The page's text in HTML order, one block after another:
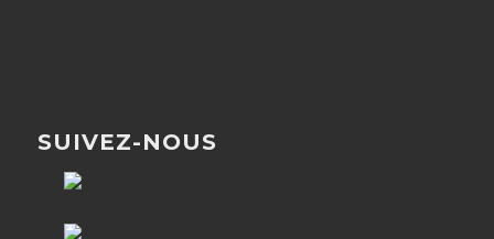
SUIVEZ-NOUS